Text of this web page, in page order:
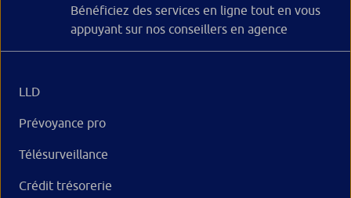
Bénéficiez des services en ligne tout en vous
appuyant sur nos conseillers en agence
LLD
Prévoyance pro
Télésurveillance
Crédit trésorerie